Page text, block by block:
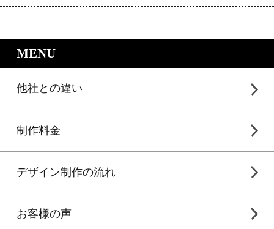
MENU｜LP制作.jpのサービスメニュー
他社との違い
制作料金
デザイン制作の流れ
お客様の声